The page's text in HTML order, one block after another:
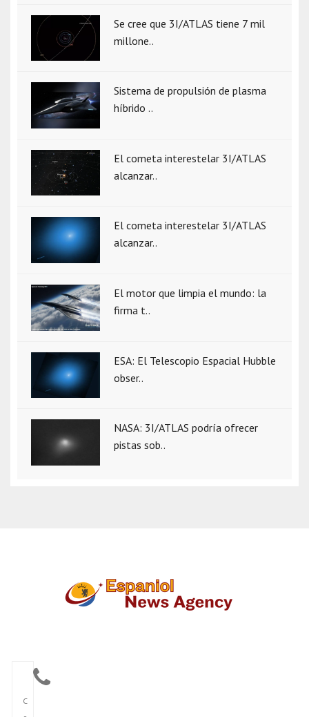
Se cree que 3I/ATLAS tiene 7 mil
millone..
Sistema de propulsión de plasma
híbrido ..
El cometa interestelar 3I/ATLAS
alcanzar..
El cometa interestelar 3I/ATLAS
alcanzar..
El motor que limpia el mundo: la
firma t..
ESA: El Telescopio Espacial Hubble
obser..
NASA: 3I/ATLAS podría ofrecer
pistas sob..
C